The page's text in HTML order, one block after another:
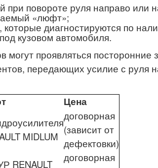
при повороте руля направо или
«люфт»;
диагностируются по
кузовом автомобиля.
проявляться посторонние
передающих усилие с руля
Цена
MIDLUM
договорная
(зависит от
дефектовки)
RENAULT
договорная